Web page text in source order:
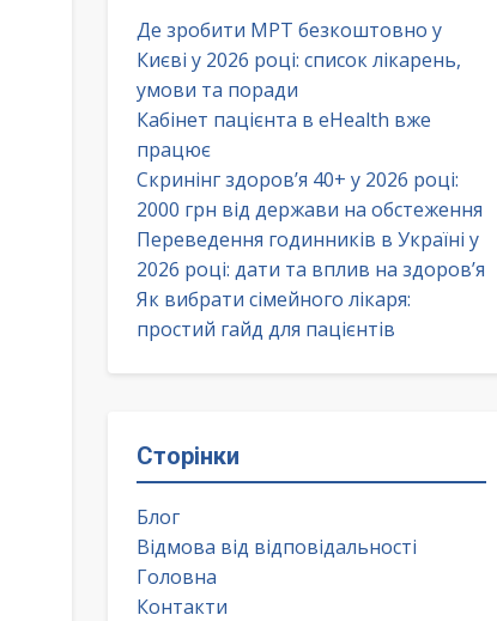
Де зробити МРТ безкоштовно у
Києві у 2026 році: список лікарень,
умови та поради
Кабінет пацієнта в eHealth вже
працює
Скринінг здоров’я 40+ у 2026 році:
2000 грн від держави на обстеження
Переведення годинників в Україні у
2026 році: дати та вплив на здоров’я
Як вибрати сімейного лікаря:
простий гайд для пацієнтів
Сторінки
Блог
Відмова від відповідальності
Головна
Контакти